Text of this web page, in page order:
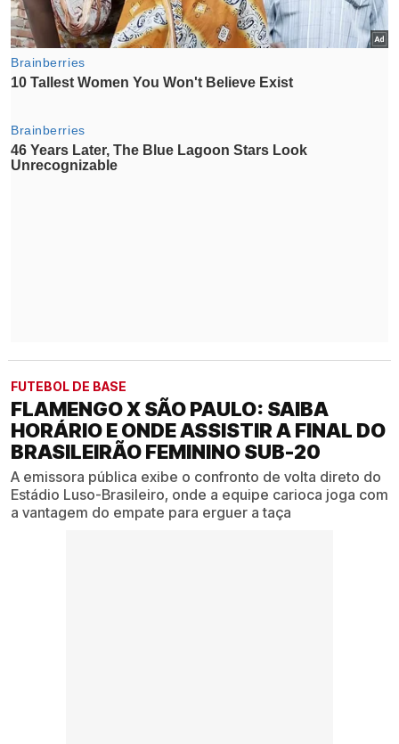
FUTEBOL DE BASE
FLAMENGO X SÃO PAULO: SAIBA
HORÁRIO E ONDE ASSISTIR A FINAL DO
BRASILEIRÃO FEMININO SUB-20
A emissora pública exibe o confronto de volta direto do
Estádio Luso-Brasileiro, onde a equipe carioca joga com
a vantagem do empate para erguer a taça